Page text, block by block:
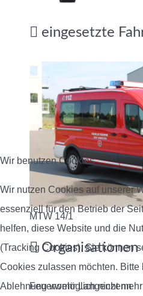
eingesetzte
MTW 14/1
Organisationen
Feuerwehr Langenzenn
Wir benutzen Cookies
Wir nutzen Cookies auf unserer
essenziell für den Betrieb der
helfen, diese Website und die
(Tracking Cookies). Sie können
Cookies zulassen möchten.
Ablehnung womöglich nicht